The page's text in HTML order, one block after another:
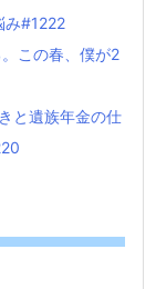
み#1222
この春、僕が2
と遺族年金の仕